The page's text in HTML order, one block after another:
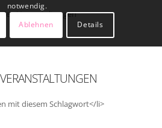
Veranstaltungen
mit diesem Schlagwort</li>
notwendig.
Ablehnen Details